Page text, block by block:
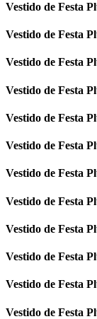
Vestido de Festa
Vestido de Festa
Vestido de Festa
Vestido de Festa
Vestido de Festa
Vestido de Festa
Vestido de Festa
Vestido de Festa
Vestido de Festa
Vestido de Festa
Vestido de Festa
Vestido de Festa